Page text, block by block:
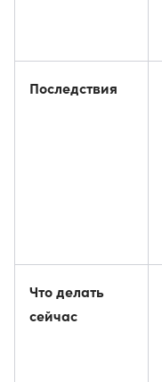
Последствия
Что делать
сейчас